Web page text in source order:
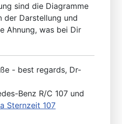
sind die Diagramme
der Darstellung und
Ahnung, was bei Dir
- best regards, Dr-
Benz R/C 107 und
Sternzeit 107